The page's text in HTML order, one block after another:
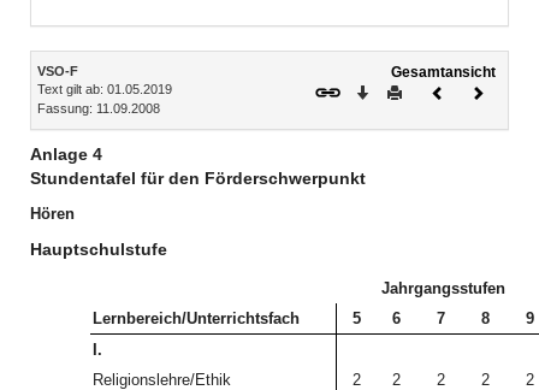
Inhalt
VSO-F
Text gilt ab: 01.05.2019
Fassung: 11.09.2008
Gesamtansicht
Download
DruckenVorheriges
Anlage 4
Stundentafel für den Förderschwerpunkt
Hören
Hauptschulstufe
Jahrgangsstufen
Lernbereich/Unterrichtsfach
5 6 7 8
9
I.
Religionslehre/Ethik
2 2 2 2
2